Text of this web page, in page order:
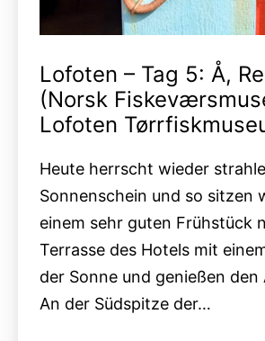
Lofoten – Tag 5: Å,
(Norsk
Lofoten
Heute herrscht wieder
Sonnenschein und so sitzen
einem sehr guten Frühstück
Terrasse des Hotels mit
der Sonne und genießen den
An der Südspitze der…